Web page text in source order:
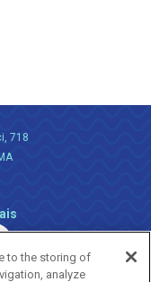
718
to the storing of
analyze